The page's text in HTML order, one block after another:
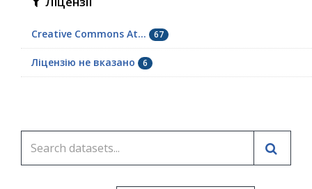
Creative Commons At... 67
Ліцензію не вказано 6